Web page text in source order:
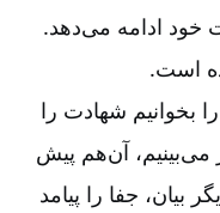
خود ادامه می‌‌دهد.
است.
را بخوانیم شهادت را
می‌‌بینیم، آن‌‌هم پیش
بیان، جفا را پیامد